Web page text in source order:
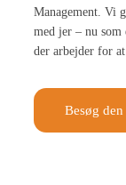
Management. Vi
med jer – nu som
der arbejder for at
Besøg